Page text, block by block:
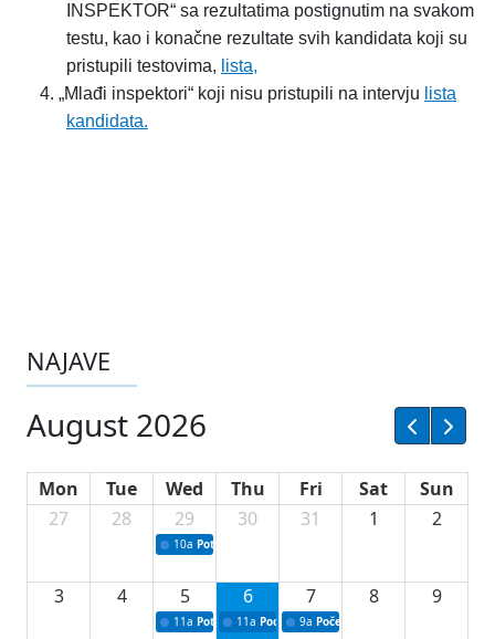
INSPEKTOR“ sa rezultatima postignutim na svakom
testu, kao i konačne rezultate svih kandidata koji su
pristupili testovima, lista,
4. „Mlađi inspektori“ koji nisu pristupili na intervju lista
kandidata.
NAJAVE
August 2026
Mon Tue Wed Thu Fri Sat
Sun
27
28 29
10a Potpisivanje ugovora sa neprofitnim
30 31 1 2
3 4 5
11a Potpisivanje ugovora o stipendijama za
6
11a Podrška razvoju vodne infrastrukture u
7
9a Početak izgradnje nove
8 9